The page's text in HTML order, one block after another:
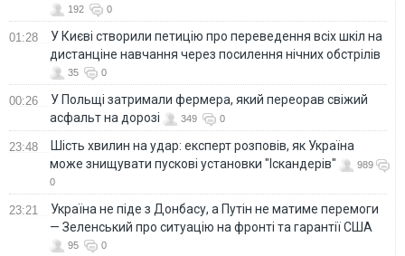
192 0
01:28
У Києві створили петицію про переведення всіх шкіл на
дистанціне навчання через посилення нічних обстрілів
35 0
00:26
У Польщі затримали фермера, який переорав свіжий
асфальт на дорозі
349 0
23:48
Шість хвилин на удар: експерт розповів, як Україна
може знищувати пускові установки "Іскандерів"
989
0
23:21
Україна не піде з Донбасу, а Путін не матиме перемоги
— Зеленський про ситуацію на фронті та гарантії США
95 0